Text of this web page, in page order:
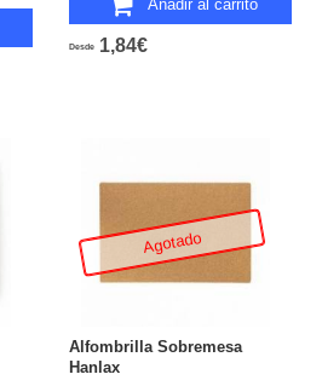
Añadir al carrito
Desde 1,84€
Agotado
Alfombrilla Sobremesa
Hanlax